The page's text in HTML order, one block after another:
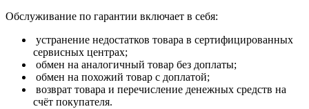
Обслуживание по гарантии включает в себя:
устранение недостатков товара в сертифицированных
сервисных центрах;
обмен на аналогичный товар без доплаты;
обмен на похожий товар с доплатой;
возврат товара и перечисление денежных средств на
счёт покупателя.